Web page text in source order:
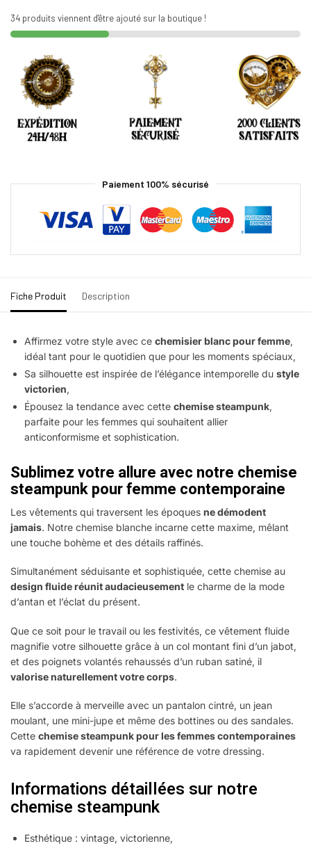
34 produits viennent d'être ajouté sur la boutique !
Paiement 100% sécurisé
Fiche Produit Description
Affirmez votre style avec ce chemisier blanc pour femme,
idéal tant pour le quotidien que pour les moments spéciaux,
Sa silhouette est inspirée de l’élégance intemporelle du style
victorien,
Épousez la tendance avec cette chemise steampunk,
parfaite pour les femmes qui souhaitent allier
anticonformisme et sophistication.
Sublimez votre allure avec notre chemise
steampunk pour femme contemporaine
Les vêtements qui traversent les époques ne démodent
jamais. Notre chemise blanche incarne cette maxime, mêlant
une touche bohème et des détails raffinés.
Simultanément séduisante et sophistiquée, cette chemise au
design fluide réunit audacieusement le charme de la mode
d’antan et l’éclat du présent.
Que ce soit pour le travail ou les festivités, ce vêtement fluide
magnifie votre silhouette grâce à un col montant fini d’un jabot,
et des poignets volantés rehaussés d’un ruban satiné, il
valorise naturellement votre corps.
Elle s’accorde à merveille avec un pantalon cintré, un jean
moulant, une mini-jupe et même des bottines ou des sandales.
Cette chemise steampunk pour les femmes contemporaines
va rapidement devenir une référence de votre dressing.
Informations détaillées sur notre
chemise steampunk
Esthétique : vintage, victorienne,